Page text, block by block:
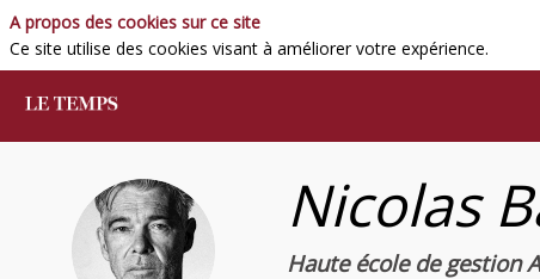
NB
Nicolas
Haute école de gestion
A propos des cookies sur ce site
Ce site utilise des cookies visant à améliorer votre expérience.